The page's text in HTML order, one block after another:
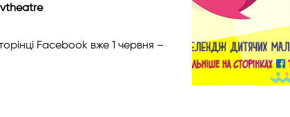
Facebook вже 1 червня –